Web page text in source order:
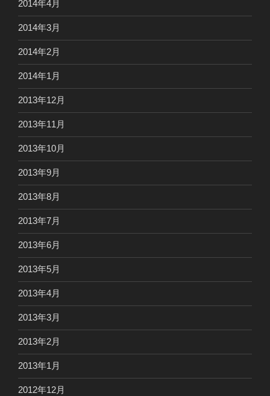
2014年4月
2014年3月
2014年2月
2014年1月
2013年12月
2013年11月
2013年10月
2013年9月
2013年8月
2013年7月
2013年6月
2013年5月
2013年4月
2013年3月
2013年2月
2013年1月
2012年12月